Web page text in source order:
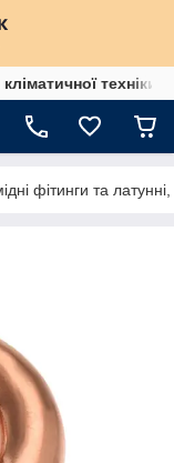
техніки
фітинги та